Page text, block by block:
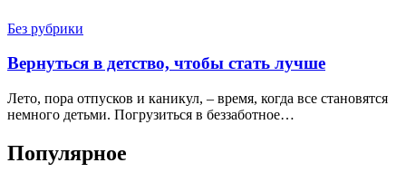
Без рубрики
Вернуться в детство, чтобы стать лучше
Лето, пора отпусков и каникул, – время, когда все становятся
немного детьми. Погрузиться в беззаботное…
Популярное